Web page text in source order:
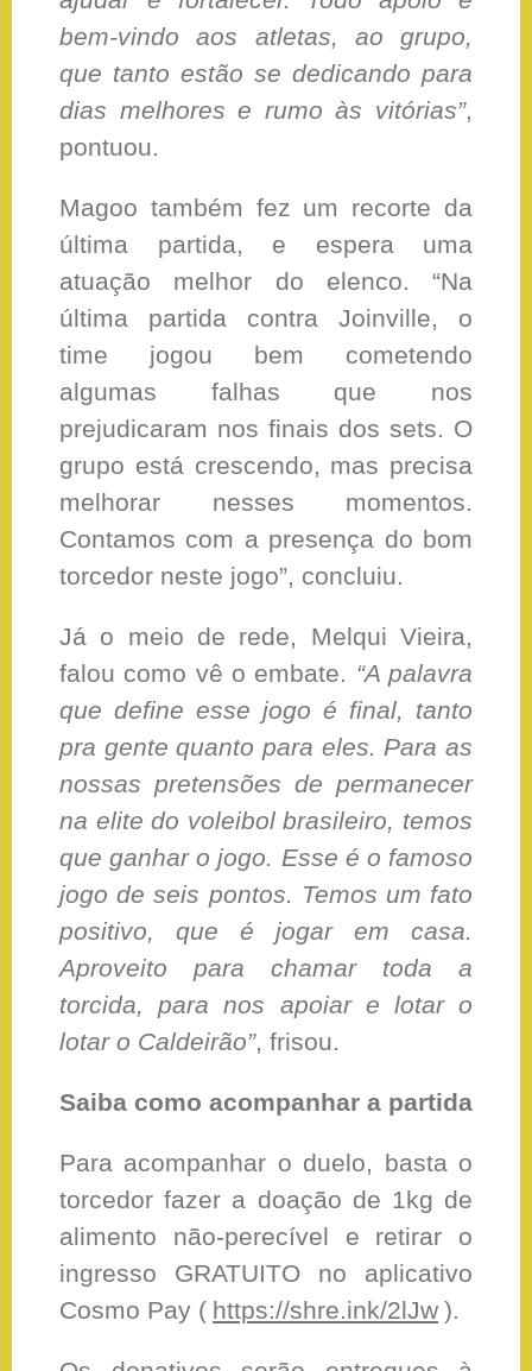
bem-vindo aos atletas, ao grupo,
que tanto estão se dedicando para
dias melhores e rumo às vitórias”,
pontuou.
Magoo também fez um recorte da
última partida, e espera uma
atuação melhor do elenco. “Na
última partida contra Joinville, o
time jogou bem cometendo
algumas falhas que nos
prejudicaram nos finais dos sets. O
grupo está crescendo, mas precisa
melhorar nesses momentos.
Contamos com a presença do bom
torcedor neste jogo”, concluiu.
Já o meio de rede, Melqui Vieira,
falou como vê o embate. “A palavra
que define esse jogo é final, tanto
pra gente quanto para eles. Para as
nossas pretensões de permanecer
na elite do voleibol brasileiro, temos
que ganhar o jogo. Esse é o famoso
jogo de seis pontos. Temos um fato
positivo, que é jogar em casa.
Aproveito para chamar toda a
torcida, para nos apoiar e lotar o
lotar o Caldeirão”, frisou.
Saiba como acompanhar a partida
Para acompanhar o duelo, basta o
torcedor fazer a doação de 1kg de
alimento não-perecível e retirar o
ingresso GRATUITO no aplicativo
Cosmo Pay ( https://shre.ink/2lJw ).